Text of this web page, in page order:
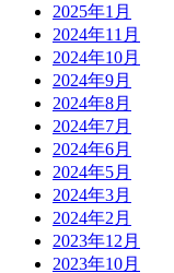
2025年1月
2024年11月
2024年10月
2024年9月
2024年8月
2024年7月
2024年6月
2024年5月
2024年3月
2024年2月
2023年12月
2023年10月